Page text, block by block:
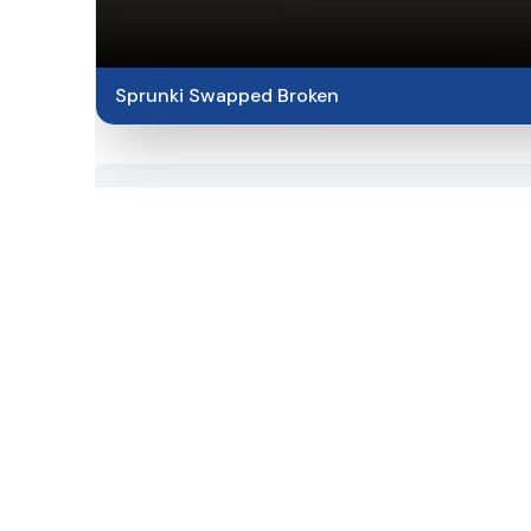
Sprunki Swapped Broken